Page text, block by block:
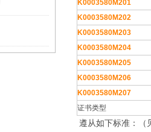
K0003580M201
K0003580M202
K0003580M203
K0003580M204
K0003580M205
K0003580M206
K0003580M207
证书类型
遵从如下标准：（